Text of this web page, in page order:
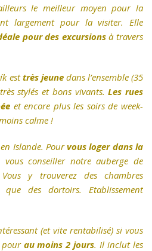
le meilleur moyen pour la
largement pour la visiter. Elle
pour des excursionsà travers
esttrès jeunedans l’ensemble (35
stylés et bons vivants.Les rues
et encore plus les soirs de week-
calme !
Islande. Pourvous loger dans la
conseiller notre auberge de
y trouverez des chambres
que des dortoirs. Etablissement
(et vite rentabilisé) si vous
pour au moins 2 jours. Il inclut les